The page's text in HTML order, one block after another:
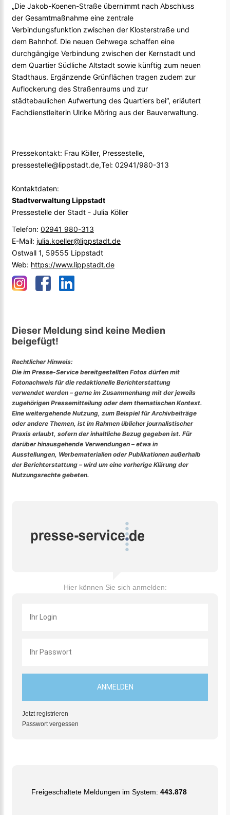
„Die Jakob-Koenen-Straße übernimmt nach Abschluss
der Gesamtmaßnahme eine zentrale
Verbindungsfunktion zwischen der Klosterstraße und
dem Bahnhof. Die neuen Gehwege schaffen eine
durchgängige Verbindung zwischen der Kernstadt und
dem Quartier Südliche Altstadt sowie künftig zum neuen
Stadthaus. Ergänzende Grünflächen tragen zudem zur
Auflockerung des Straßenraums und zur
städtebaulichen Aufwertung des Quartiers bei“, erläutert
Fachdienstleiterin Ulrike Möring aus der Bauverwaltung.
Pressekontakt: Frau Köller, Pressestelle,
pressestelle@lippstadt.de,Tel: 02941/980-313
Kontaktdaten:
Stadtverwaltung Lippstadt
Pressestelle der Stadt - Julia Köller
Telefon: 02941 980-313
E-Mail: julia.koeller@lippstadt.de
Ostwall 1, 59555 Lippstadt
Web: https://www.lippstadt.de
Dieser Meldung sind keine Medien
beigefügt!
Rechtlicher Hinweis:
Die im Presse-Service bereitgestellten Fotos dürfen mit
Fotonachweis für die redaktionelle Berichterstattung
verwendet werden – gerne im Zusammenhang mit der jeweils
zugehörigen Pressemitteilung oder dem thematischen Kontext.
Eine weitergehende Nutzung, zum Beispiel für Archivbeiträge
oder andere Themen, ist im Rahmen üblicher journalistischer
Praxis erlaubt, sofern der inhaltliche Bezug gegeben ist. Für
darüber hinausgehende Verwendungen – etwa in
Ausstellungen, Werbematerialien oder Publikationen außerhalb
der Berichterstattung – wird um eine vorherige Klärung der
Nutzungsrechte gebeten.
Hier können Sie sich anmelden:
Jetzt registrieren
Passwort vergessen
Freigeschaltete Meldungen im System: 443.878